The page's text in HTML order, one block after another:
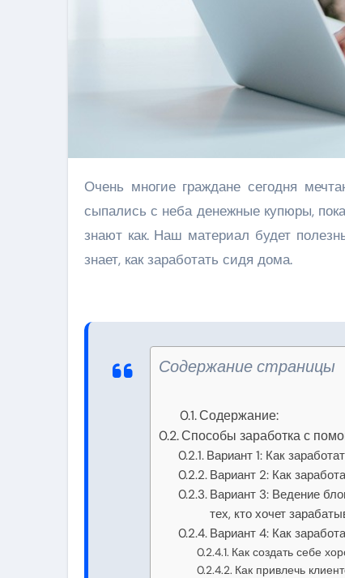
Очень многие граждане сегодня мечтают зарабатывать деньги, сидя дома. Одни мечтают, чтобы им
сыпались с неба денежные купюры,
знают как. Наш материал будет
знает, как заработать сидя дома.
Содержание страницы
Содержание:
Способы заработка с
Вариант 1: Как
Вариант 2: Как
Вариант 3: Ведение
тех, кто хочет
Вариант 4: Как
Как создать себе
Как привлечь